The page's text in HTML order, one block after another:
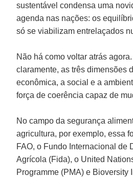
sustentável condensa uma
agenda nas nações: os
só se viabilizam entrelaçados
Não há como voltar atrás agora.
claramente, as três dimensões
econômica, a social e a
força de coerência capaz de
No campo da segurança
agricultura, por exemplo, essa
FAO, o Fundo Internacional de
Agrícola (Fida), o United
Programme (PMA) e Bioversity